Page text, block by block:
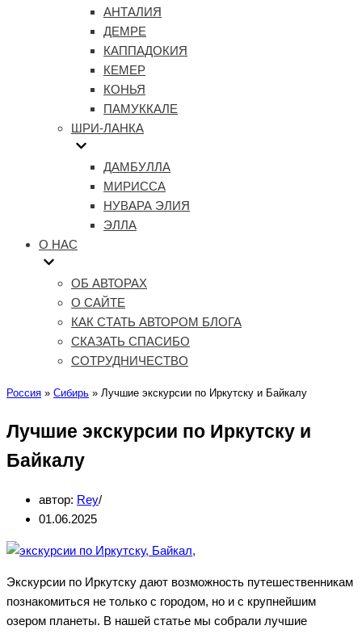
АНТАЛИЯ
ДЕМРЕ
КАППАДОКИЯ
КЕМЕР
КОНЬЯ
ПАМУККАЛЕ
ШРИ-ЛАНКА
ДАМБУЛЛА
МИРИССА
НУВАРА ЭЛИЯ
ЭЛЛА
О НАС
ОБ АВТОРАХ
О САЙТЕ
КАК СТАТЬ АВТОРОМ БЛОГА
СКАЗАТЬ СПАСИБО
СОТРУДНИЧЕСТВО
Россия » Сибирь » Лучшие экскурсии по Иркутску и Байкалу
Лучшие экскурсии по Иркутску и
Байкалу
автор: Rey
01.06.2025
Экскурсии по Иркутску дают возможность путешественникам
познакомиться не только с городом, но и с крупнейшим
озером планеты. В нашей статье мы собрали лучшие